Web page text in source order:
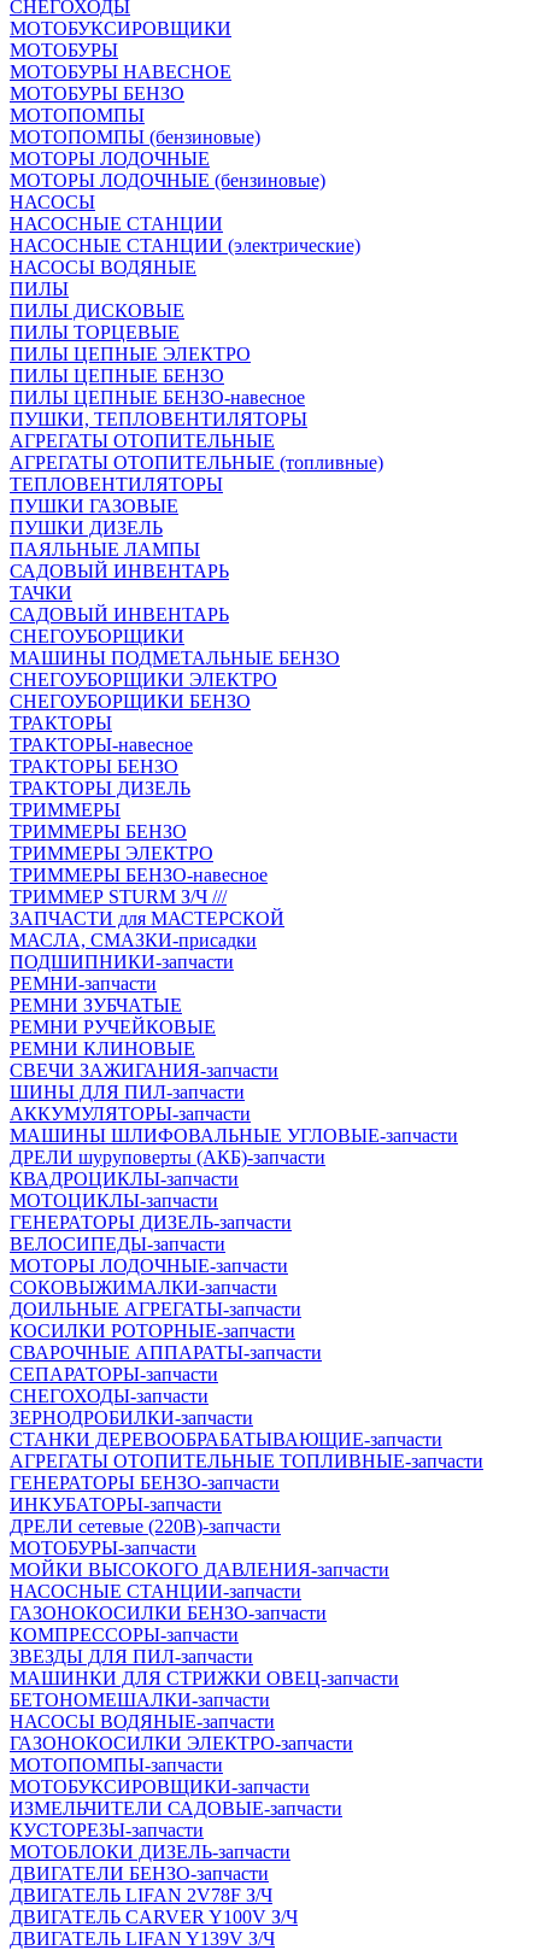
СНЕГОХОДЫ
МОТОБУКСИРОВЩИКИ
МОТОБУРЫ
МОТОБУРЫ НАВЕСНОЕ
МОТОБУРЫ БЕНЗО
МОТОПОМПЫ
МОТОПОМПЫ (бензиновые)
МОТОРЫ ЛОДОЧНЫЕ
МОТОРЫ ЛОДОЧНЫЕ (бензиновые)
НАСОСЫ
НАСОСНЫЕ СТАНЦИИ
НАСОСНЫЕ СТАНЦИИ (электрические)
НАСОСЫ ВОДЯНЫЕ
ПИЛЫ
ПИЛЫ ДИСКОВЫЕ
ПИЛЫ ТОРЦЕВЫЕ
ПИЛЫ ЦЕПНЫЕ ЭЛЕКТРО
ПИЛЫ ЦЕПНЫЕ БЕНЗО
ПИЛЫ ЦЕПНЫЕ БЕНЗО-навесное
ПУШКИ, ТЕПЛОВЕНТИЛЯТОРЫ
АГРЕГАТЫ ОТОПИТЕЛЬНЫЕ
АГРЕГАТЫ ОТОПИТЕЛЬНЫЕ (топливные)
ТЕПЛОВЕНТИЛЯТОРЫ
ПУШКИ ГАЗОВЫЕ
ПУШКИ ДИЗЕЛЬ
ПАЯЛЬНЫЕ ЛАМПЫ
САДОВЫЙ ИНВЕНТАРЬ
ТАЧКИ
САДОВЫЙ ИНВЕНТАРЬ
СНЕГОУБОРЩИКИ
МАШИНЫ ПОДМЕТАЛЬНЫЕ БЕНЗО
СНЕГОУБОРЩИКИ ЭЛЕКТРО
СНЕГОУБОРЩИКИ БЕНЗО
ТРАКТОРЫ
ТРАКТОРЫ-навесное
ТРАКТОРЫ БЕНЗО
ТРАКТОРЫ ДИЗЕЛЬ
ТРИММЕРЫ
ТРИММЕРЫ БЕНЗО
ТРИММЕРЫ ЭЛЕКТРО
ТРИММЕРЫ БЕНЗО-навесное
ТРИММЕР STURM З/Ч ///
ЗАПЧАСТИ для МАСТЕРСКОЙ
МАСЛА, СМАЗКИ-присадки
ПОДШИПНИКИ-запчасти
РЕМНИ-запчасти
РЕМНИ ЗУБЧАТЫЕ
РЕМНИ РУЧЕЙКОВЫЕ
РЕМНИ КЛИНОВЫЕ
СВЕЧИ ЗАЖИГАНИЯ-запчасти
ШИНЫ ДЛЯ ПИЛ-запчасти
АККУМУЛЯТОРЫ-запчасти
МАШИНЫ ШЛИФОВАЛЬНЫЕ УГЛОВЫЕ-запчасти
ДРЕЛИ шуруповерты (АКБ)-запчасти
КВАДРОЦИКЛЫ-запчасти
МОТОЦИКЛЫ-запчасти
ГЕНЕРАТОРЫ ДИЗЕЛЬ-запчасти
ВЕЛОСИПЕДЫ-запчасти
МОТОРЫ ЛОДОЧНЫЕ-запчасти
СОКОВЫЖИМАЛКИ-запчасти
ДОИЛЬНЫЕ АГРЕГАТЫ-запчасти
КОСИЛКИ РОТОРНЫЕ-запчасти
СВАРОЧНЫЕ АППАРАТЫ-запчасти
СЕПАРАТОРЫ-запчасти
СНЕГОХОДЫ-запчасти
ЗЕРНОДРОБИЛКИ-запчасти
СТАНКИ ДЕРЕВООБРАБАТЫВАЮЩИЕ-запчасти
АГРЕГАТЫ ОТОПИТЕЛЬНЫЕ ТОПЛИВНЫЕ-запчасти
ГЕНЕРАТОРЫ БЕНЗО-запчасти
ИНКУБАТОРЫ-запчасти
ДРЕЛИ сетевые (220В)-запчасти
МОТОБУРЫ-запчасти
МОЙКИ ВЫСОКОГО ДАВЛЕНИЯ-запчасти
НАСОСНЫЕ СТАНЦИИ-запчасти
ГАЗОНОКОСИЛКИ БЕНЗО-запчасти
КОМПРЕССОРЫ-запчасти
ЗВЕЗДЫ ДЛЯ ПИЛ-запчасти
МАШИНКИ ДЛЯ СТРИЖКИ ОВЕЦ-запчасти
БЕТОНОМЕШАЛКИ-запчасти
НАСОСЫ ВОДЯНЫЕ-запчасти
ГАЗОНОКОСИЛКИ ЭЛЕКТРО-запчасти
МОТОПОМПЫ-запчасти
МОТОБУКСИРОВЩИКИ-запчасти
ИЗМЕЛЬЧИТЕЛИ САДОВЫЕ-запчасти
КУСТОРЕЗЫ-запчасти
МОТОБЛОКИ ДИЗЕЛЬ-запчасти
ДВИГАТЕЛИ БЕНЗО-запчасти
ДВИГАТЕЛЬ LIFAN 2V78F З/Ч
ДВИГАТЕЛЬ CARVER Y100V З/Ч
ДВИГАТЕЛЬ LIFAN Y139V З/Ч